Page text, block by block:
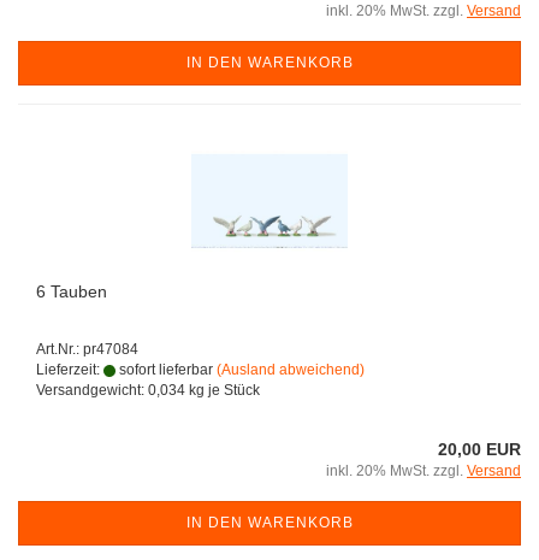
inkl. 20% MwSt. zzgl. Versand
IN DEN WARENKORB
6 Tauben
Art.Nr.: pr47084
Lieferzeit:
sofort lieferbar (Ausland abweichend)
Versandgewicht: 0,034 kg je Stück
20,00 EUR
inkl. 20% MwSt. zzgl. Versand
IN DEN WARENKORB